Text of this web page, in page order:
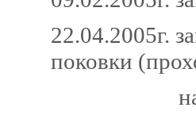
22.04.2005г.
поковки